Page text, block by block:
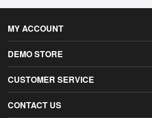
MY ACCOUNT
DEMO STORE
CUSTOMER SERVICE
CONTACT US